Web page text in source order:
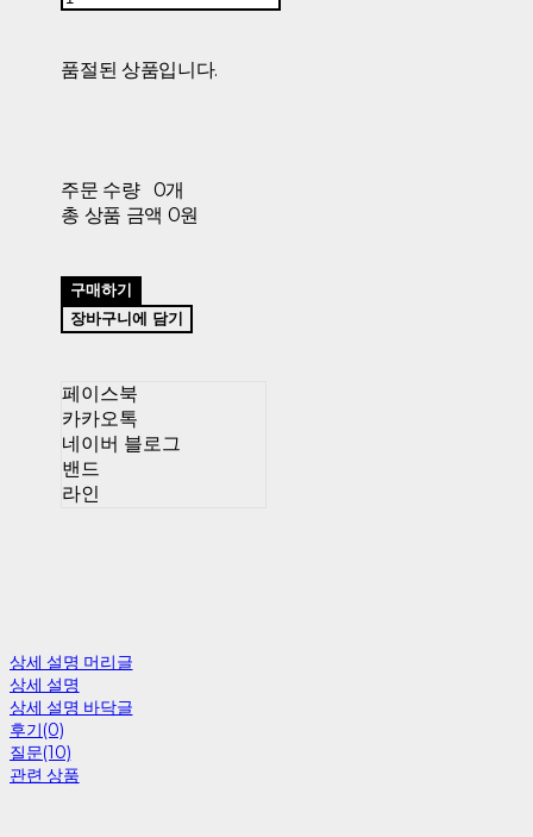
품절된 상품입니다.
주문 수량
0개
총 상품 금액 0원
구매하기
장바구니에 담기
페이스북
카카오톡
네이버 블로그
밴드
라인
상세 설명 머리글
상세 설명
상세 설명 바닥글
후기(0)
질문(10)
관련 상품